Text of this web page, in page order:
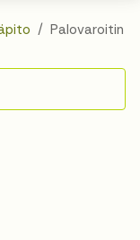
Palovaroitin